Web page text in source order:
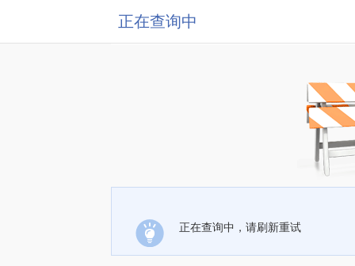
正在查询中
正在查询中，请刷新重试